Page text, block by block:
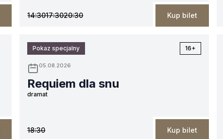
14:3017:3020:30 Kup bilet
Pokaz specjalny 16+
05.08.2026
Requiem dla snu
dramat
18:30 Kup bilet